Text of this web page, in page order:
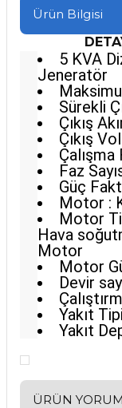
Ürün Bilgisi
5 KVA
Jeneratör
Sürekli
Çıkış
Çıkış
Çalışma
Faz
Güç
Motor :
Motor
Hava
Motor
Motor
Devir
Yakıt
Yakıt
ÜRÜN